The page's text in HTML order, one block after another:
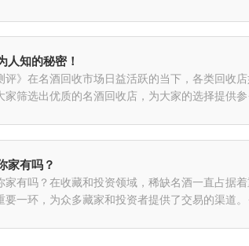
人知的秘密！
评》在名酒回收市场日益活跃的当下，各类回
筛选出优质的名酒回收店，为大家的选择提供参
家有吗？
有吗？在收藏和投资领域，稀缺名酒一直占据
一环，为众多藏家和投资者提供了交易的渠道。